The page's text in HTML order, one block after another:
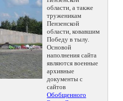
области, а также
труженикам
Пензенской
области, ковавшим
Победу в тылу.
Основой
наполнения сайта
являются военные
архивные
документы с
сайтов
Обобщенного